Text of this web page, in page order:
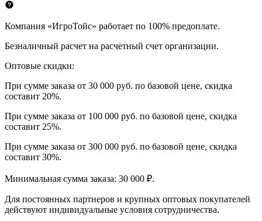
Компания «ИгроТойс» работает по 100% предоплате.
Безналичный расчет на расчетный счет организации.
Оптовые скидки:
При сумме заказа от 30 000 руб. по базовой цене, скидка
составит 20%.
При сумме заказа от 100 000 руб. по базовой цене, скидка
составит 25%.
При сумме заказа от 300 000 руб. по базовой цене, скидка
составит 30%.
Минимальная сумма заказа: 30 000 ₽.
Для постоянных партнеров и крупных оптовых покупателей
действуют индивидуальные условия сотрудничества.